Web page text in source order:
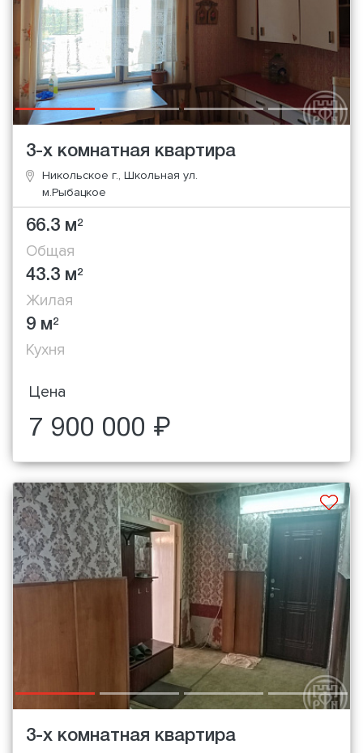
3-х комнатная квартира
Никольское г., Школьная ул.
м.Рыбацкое
66.3 м2
Общая
43.3 м2
Жилая
9 м2
Кухня
Цена
7 900 000 ₽
3-х комнатная квартира